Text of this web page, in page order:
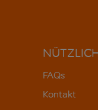
FAQs
Kontakt